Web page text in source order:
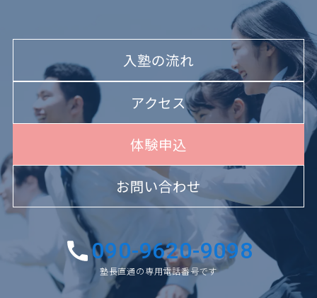
入塾の流れ
アクセス
体験申込
お問い合わせ
090-9620-9098
塾長直通の専用電話番号です